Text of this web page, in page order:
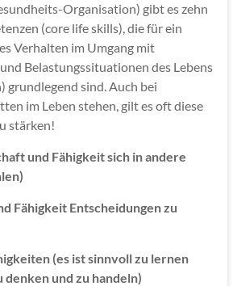
Organisation) gibt es zehn
(core life skills), die für ein
Verhalten im Umgang mit
Belastungssituationen des Lebens
grundlegend sind. Auch bei
im Leben stehen, gilt es oft diese
stärken!
und Fähigkeit sich in andere
Fähigkeit Entscheidungen zu
(es ist sinnvoll zu lernen
und zu handeln)